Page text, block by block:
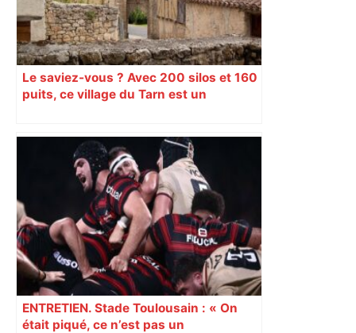
Le saviez-vous ? Avec 200 silos et 160
puits, ce village du Tarn est un
ENTRETIEN. Stade Toulousain : « On
était piqué, ce n’est pas un